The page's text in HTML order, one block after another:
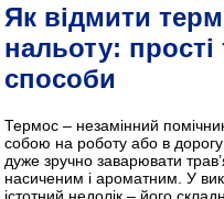
Як відмити
нальоту: прості
способи
Термос – незамінний
собою на роботу або в
дуже зручно заварювати
насиченим і ароматним. У
істотний недолік – його